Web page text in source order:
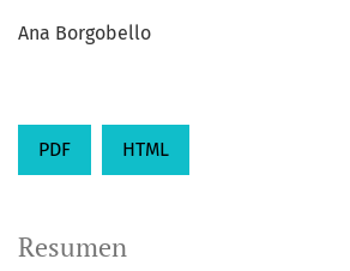
Ana Borgobello
PDF HTML
Resumen